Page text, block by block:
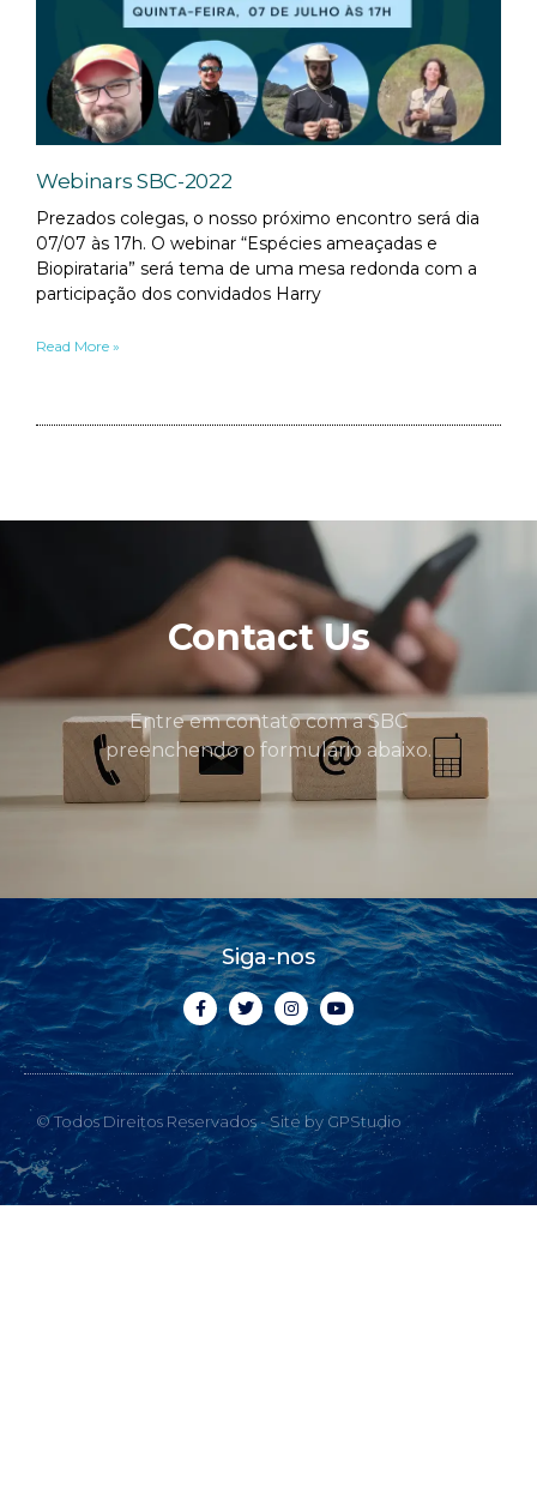
Webinars SBC-2022
Prezados colegas, o nosso próximo encontro será dia
07/07 às 17h. O webinar “Espécies ameaçadas e
Biopirataria” será tema de uma mesa redonda com a
participação dos convidados Harry
Read More »
Contact Us
Entre em contato com a SBC
preenchendo o formulário abaixo.
Siga-nos
© Todos Direitos Reservados - Site by GPStudio